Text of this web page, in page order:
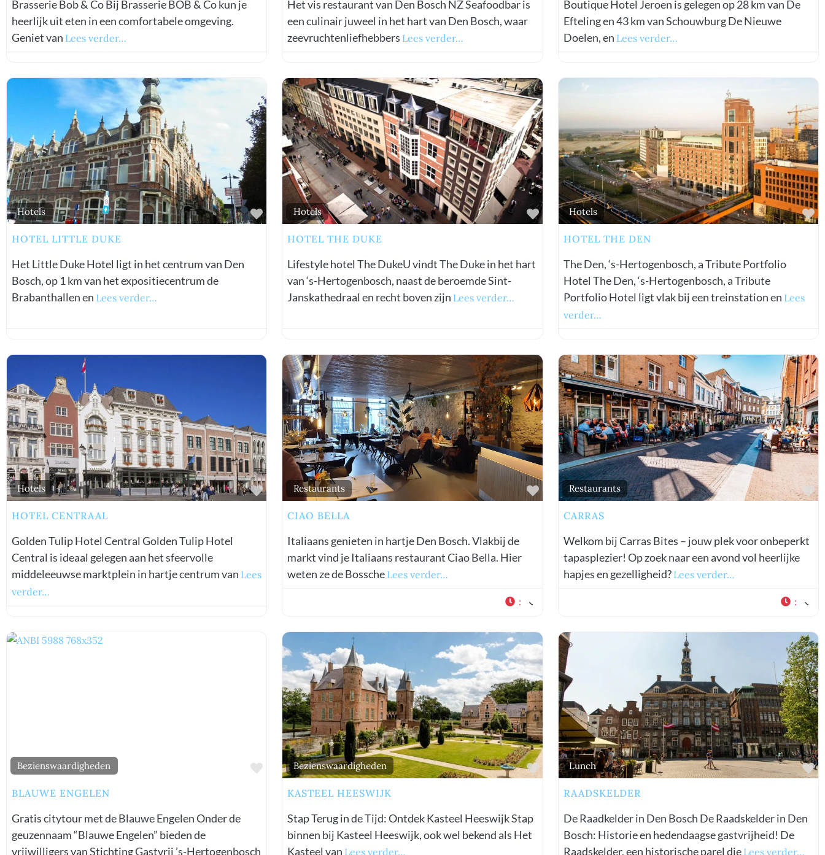
Brasserie Bob & Co Bij Brasserie BOB & Co kun je
heerlijk uit eten in een comfortabele omgeving.
Geniet van Lees verder…
Het vis restaurant van Den Bosch NZ Seafoodbar is
een culinair juweel in het hart van Den Bosch, waar
zeevruchtenliefhebbers Lees verder…
Boutique Hotel Jeroen is gelegen op 28 km van De
Efteling en 43 km van Schouwburg De Nieuwe
Doelen, en Lees verder…
Hotels Favorite
HOTEL LITTLE DUKE
Het Little Duke Hotel ligt in het centrum van Den
Bosch, op 1 km van het expositiecentrum de
Brabanthallen en Lees verder…
Hotels Favorite
HOTEL THE DUKE
Lifestyle hotel The DukeU vindt The Duke in het hart
van ‘s-Hertogenbosch, naast de beroemde Sint-
Janskathedraal en recht boven zijn Lees verder…
Hotels
HOTEL THE DEN
The Den, ‘s-Hertogenbosch, a Tribute Portfolio
Hotel The Den, ‘s-Hertogenbosch, a Tribute
Portfolio Hotel ligt vlak bij een treinstation en Lees
verder…
Hotels Favorite
HOTEL CENTRAAL
Golden Tulip Hotel Central Golden Tulip Hotel
Central is ideaal gelegen aan het sfeervolle
middeleeuwse marktplein in hartje centrum van Lees
verder…
Restaurants Favorite
CIAO BELLA
Italiaans genieten in hartje Den Bosch. Vlakbij de
markt vind je Italiaans restaurant Ciao Bella. Hier
weten ze de Bossche Lees verder…
:
Restaurants
CARRAS
Welkom bij Carras Bites – jouw plek voor onbeperkt
tapasplezier! Op zoek naar een avond vol heerlijke
hapjes en gezelligheid? Lees verder…
:
Bezienswaardigheden Favorite
BLAUWE ENGELEN
Gratis citytour met de Blauwe Engelen Onder de
geuzennaam “Blauwe Engelen” bieden de
vrijwilligers van Stichting Gastvrij ’s-Hertogenbosch
Bezienswaardigheden Favorite
KASTEEL HEESWIJK
Stap Terug in de Tijd: Ontdek Kasteel Heeswijk Stap
binnen bij Kasteel Heeswijk, ook wel bekend als Het
Kasteel van Lees verder…
Lunch
RAADSKELDER
De Raadkelder in Den Bosch De Raadskelder in Den
Bosch: Historie en hedendaagse gastvrijheid! De
Raadskelder, een historische parel die Lees verder…